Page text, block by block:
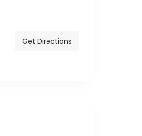
Get Directions